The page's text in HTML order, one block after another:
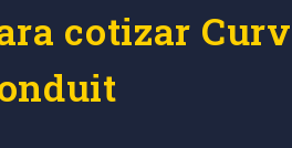
cotizar